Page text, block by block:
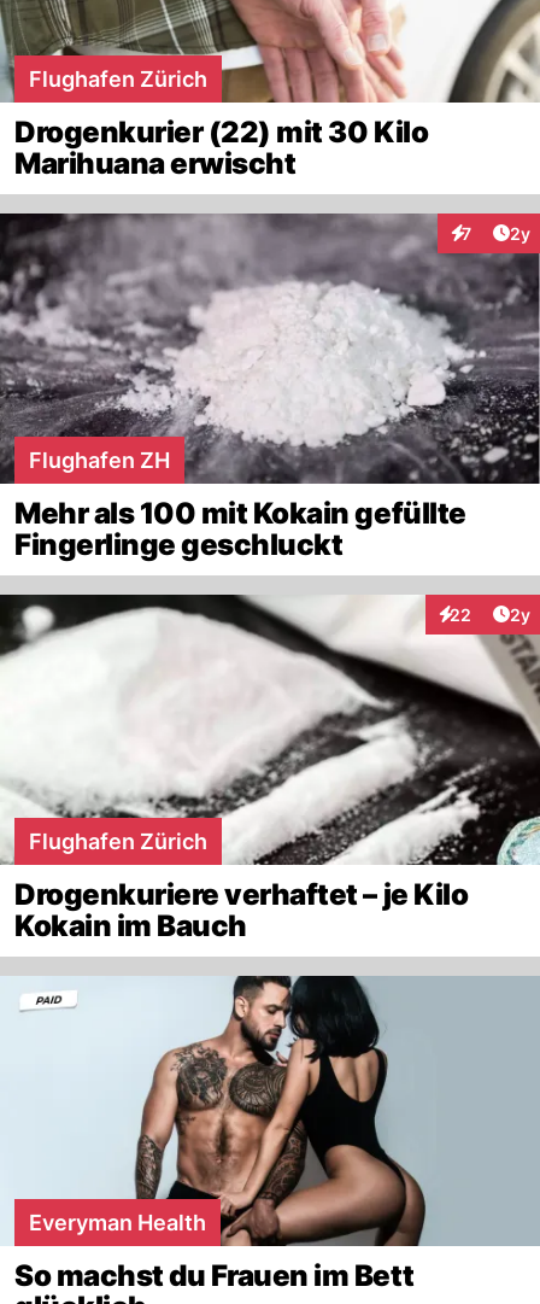
Flughafen Zürich
Drogenkurier (22) mit 30 Kilo
Marihuana erwischt
7 2y
Flughafen ZH
Mehr als 100 mit Kokain gefüllte
Fingerlinge geschluckt
22
Interaktionen
2y
Flughafen Zürich
Drogenkuriere verhaftet – je Kilo
Kokain im Bauch
Everyman Health
So machst du Frauen im Bett